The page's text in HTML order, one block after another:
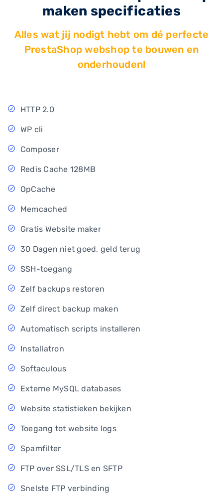
maken specificaties
Alles wat jij nodigt hebt om dé perfecte
PrestaShop webshop te bouwen en
onderhouden!
HTTP 2.0
WP cli
Composer
Redis Cache 128MB
OpCache
Memcached
Gratis Website maker
30 Dagen niet goed, geld terug
SSH-toegang
Zelf backups restoren
Zelf direct backup maken
Automatisch scripts installeren
Installatron
Softaculous
Externe MySQL databases
Website statistieken bekijken
Toegang tot website logs
Spamfilter
FTP over SSL/TLS en SFTP
Snelste FTP verbinding